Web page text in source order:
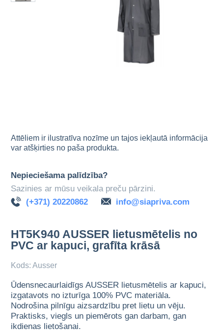
Attēliem ir ilustratīva nozīme un tajos iekļautā informācija
var atšķirties no paša produkta.
Nepieciešama palīdzība?
Sazinies ar mūsu veikala preču pārzini.
(+371) 20220862
info@siapriva.com
HT5K940 AUSSER lietusmētelis no
PVC ar kapuci, grafīta krāsā
Kods: Ausser
Ūdensnecaurlaidīgs AUSSER lietusmētelis ar kapuci,
izgatavots no izturīga 100% PVC materiāla.
Nodrošina pilnīgu aizsardzību pret lietu un vēju.
Praktisks, viegls un piemērots gan darbam, gan
ikdienas lietošanai.